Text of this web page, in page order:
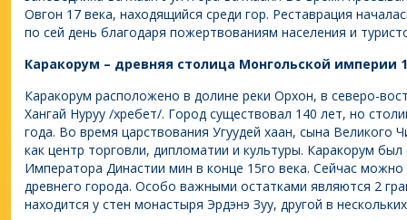
Овгон 17 века, находящийся среди гор. Реставрация
по сей день благодаря пожертвованиям населения и
Каракорум – древняя столица Монгольской империи
Каракорум расположено в долине реки Орхон, в северо-
Хангай Нуруу /хребет/. Город существовал 140 лет, но
года. Во время царствования Угуудей хаан, сына Великого
как центр торговли, дипломатии и культуры. Каракорум
Императора Династии мин в конце 15го века. Сейчас можно
древнего города. Особо важными остатками являются 2
находится у стен монастыря Эрдэнэ Зуу, другой в